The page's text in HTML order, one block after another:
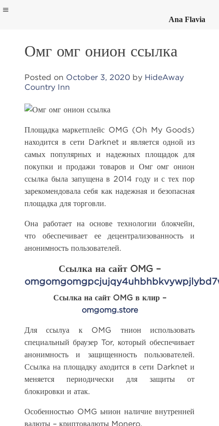
contentОмг омг онион ссылка
Posted on October 3, 2020 by HideAway
Country Inn
Площадка маркетплейс OMG (Oh My Goods)
находится в сети Darknet и является одной из
самых популярных и надежных площадок для
покупки и продажи товаров и Омг омг онион
ссылка была запущена в 2014 году и с тех пор
зарекомендовала себя как надежная и безопасная
площадка для торговли.
Она работает на основе технологии блокчейн,
что обеспечивает ее децентрализованность и
анонимность пользователей.
Ссылка на сайт OMG –
Ссылка на сайт OMG в клир –
omgomg.store
Для ссылуа к OMG тнион использовать
специальный браузер Tor, который обеспечивает
анонимность и защищенность пользователей.
Ссылка на площадку аходится в сети Darknet и
меняется периодически для защиты от
блокировки и атак.
Особенностью OMG ьнион наличие внутренней
валюты – криптовалюты Monero.
Ana Flavia